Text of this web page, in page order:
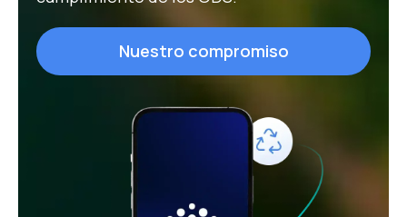
Nuestro compromiso